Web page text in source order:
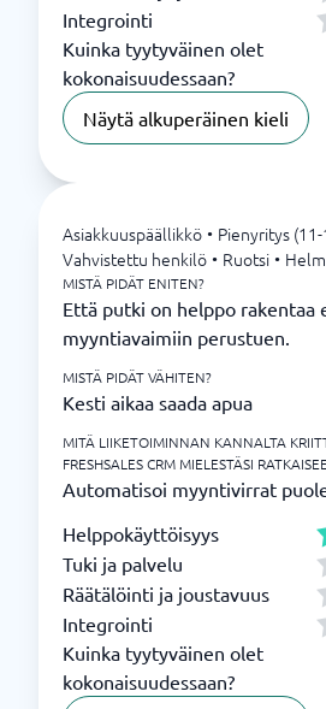
Integrointi
Kuinka tyytyväinen olet
kokonaisuudessaan?
Näytä alkuperäinen kieli
Asiakkuuspäällikkö • Pienyritys
Vahvistettu henkilö • Ruotsi •
MISTÄ PIDÄT ENITEN?
Että putki on helppo rakentaa
myyntiavaimiin perustuen.
MISTÄ PIDÄT VÄHITEN?
Kesti aikaa saada apua
MITÄ LIIKETOIMINNAN KANNALTA
FRESHSALES CRM MIELESTÄSI
Automatisoi myyntivirrat
Helppokäyttöisyys
Tuki ja palvelu
Räätälöinti ja joustavuus
Integrointi
Kuinka tyytyväinen olet
kokonaisuudessaan?